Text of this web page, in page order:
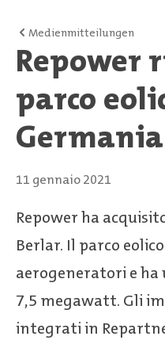
Medienmitteilungen
Repower
parco
Germania
11 gennaio 2021
Repower ha
Berlar. Il parco
aerogeneratori e
7,5 megawatt. Gli
integrati in